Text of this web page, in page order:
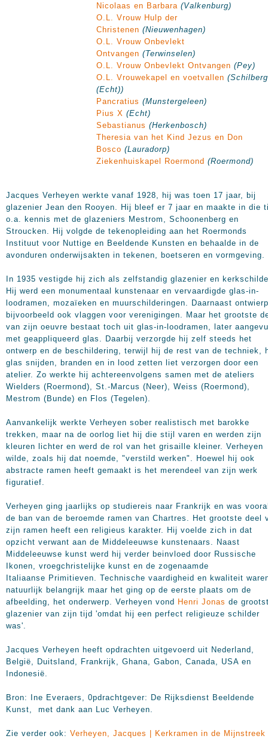
Nicolaas en Barbara (Valkenburg)
O.L. Vrouw Hulp der
Christenen (Nieuwenhagen)
O.L. Vrouw Onbevlekt
Ontvangen (Terwinselen)
O.L. Vrouw Onbevlekt Ontvangen (Pey)
O.L. Vrouwekapel en voetvallen (Schilberg
(Echt))
Pancratius (Munstergeleen)
Pius X (Echt)
Sebastianus (Herkenbosch)
Theresia van het Kind Jezus en Don
Bosco (Lauradorp)
Ziekenhuiskapel Roermond (Roermond)
Jacques Verheyen werkte vanaf 1928, hij was toen 17 jaar, bij
glazenier Jean den Rooyen. Hij bleef er 7 jaar en maakte in die
o.a. kennis met de glazeniers Mestrom, Schoonenberg en
Stroucken. Hij volgde de tekenopleiding aan het Roermonds
Instituut voor Nuttige en Beeldende Kunsten en behaalde in de
avonduren onderwijsakten in tekenen, boetseren en vormgeving.
In 1935 vestigde hij zich als zelfstandig glazenier en
Hij werd een monumentaal kunstenaar en vervaardigde glas-in-
loodramen, mozaïeken en muurschilderingen. Daarnaast
bijvoorbeeld ook vlaggen voor verenigingen. Maar het grootste
van zijn oeuvre bestaat toch uit glas-in-loodramen, later
met geappliqueerd glas. Daarbij verzorgde hij zelf steeds het
ontwerp en de beschildering, terwijl hij de rest van de techniek,
glas snijden, branden en in lood zetten liet verzorgen door een
atelier. Zo werkte hij achtereenvolgens samen met de ateliers
Wielders (Roermond), St.-Marcus (Neer), Weiss (Roermond),
Mestrom (Bunde) en Flos (Tegelen).
Aanvankelijk werkte Verheyen sober realistisch met barokke
trekken, maar na de oorlog liet hij die stijl varen en werden zijn
kleuren lichter en werd de rol van het grisaille kleiner. Verheyen
wilde, zoals hij dat noemde, "verstild werken". Hoewel hij ook
abstracte ramen heeft gemaakt is het merendeel van zijn werk
figuratief.
Verheyen ging jaarlijks op studiereis naar Frankrijk en was
de ban van de beroemde ramen van Chartres. Het grootste deel
zijn ramen heeft een religieus karakter. Hij voelde zich in dat
opzicht verwant aan de Middeleeuwse kunstenaars. Naast
Middeleeuwse kunst werd hij verder beinvloed door Russische
Ikonen, vroegchristelijke kunst en de zogenaamde
Italiaanse Primitieven. Technische vaardigheid en kwaliteit
natuurlijk belangrijk maar het ging op de eerste plaats om de
afbeelding, het onderwerp. Verheyen vond Henri Jonas de
glazenier van zijn tijd 'omdat hij een perfect religieuze schilder
was'.
Jacques Verheyen heeft opdrachten uitgevoerd uit Nederland,
België, Duitsland, Frankrijk, Ghana, Gabon, Canada, USA en
Indonesië.
Bron: Ine Everaers, 0pdrachtgever: De Rijksdienst Beeldende
Kunst, met dank aan Luc Verheyen.
Zie verder ook: Verheyen, Jacques | Kerkramen in de Mijnstreek